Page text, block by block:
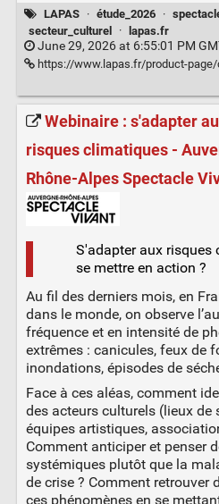
LAPAS · étude_2026 ·
secteur_culturel
· lapas.fr
June 29, 2026 at 6:55:01 PM
https://www.lapas.fr/product-page/
Webinaire : s'adapter
risques climatiques -
Rhône-Alpes Spectacle
S'adapter aux
se mettre en action ?
Au fil des derniers mois, en
dans le monde, on observe
fréquence et en intensité de
extrêmes : canicules, feux de
inondations, épisodes de
Face à ces aléas, comment
des acteurs culturels (lieux de
équipes artistiques,
Comment anticiper et penser
systémiques plutôt que la
de crise ? Comment retrouver
ces phénomènes en se